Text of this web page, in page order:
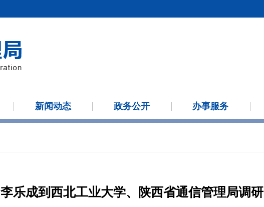
新闻动态 政务公开 办事服务
李乐成到西北工业大学、陕西省通信管理局调研